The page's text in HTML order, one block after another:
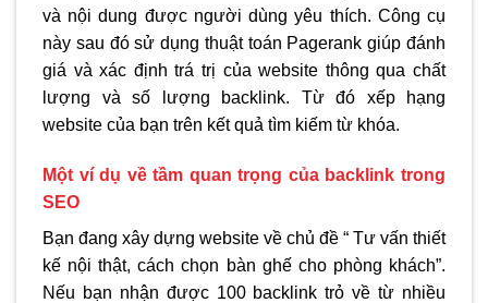
và nội dung được người dùng yêu thích. Công cụ
này sau đó sử dụng thuật toán Pagerank giúp đánh
giá và xác định trá trị của website thông qua chất
lượng và số lượng backlink. Từ đó xếp hạng
website của bạn trên kết quả tìm kiếm từ khóa.
Một ví dụ về tầm quan trọng của backlink trong
SEO
Bạn đang xây dựng website về chủ đề “ Tư vấn thiết
kế nội thật, cách chọn bàn ghế cho phòng khách”.
Nếu bạn nhận được 100 backlink trỏ về từ nhiều